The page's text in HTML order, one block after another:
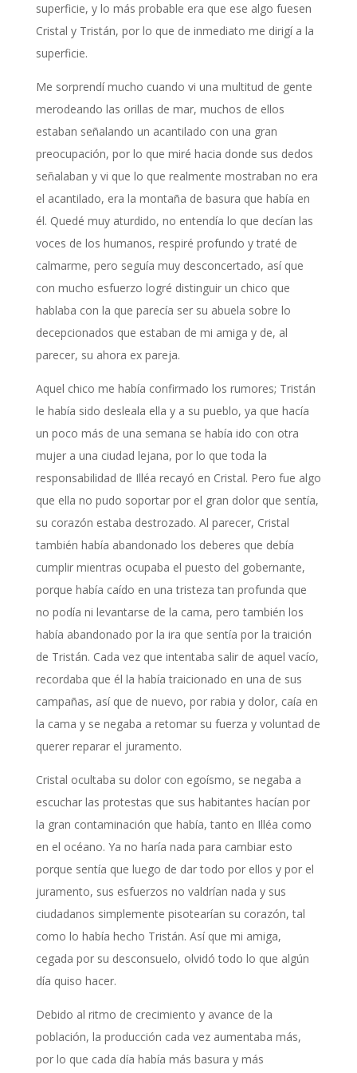
superficie, y lo más probable era que ese algo fuesen
Cristal y Tristán, por lo que de inmediato me dirigí a la
superficie.
Me sorprendí mucho cuando vi una multitud de gente
merodeando las orillas de mar, muchos de ellos
estaban señalando un acantilado con una gran
preocupación, por lo que miré hacia donde sus dedos
señalaban y vi que lo que realmente mostraban no era
el acantilado, era la montaña de basura que había en
él. Quedé muy aturdido, no entendía lo que decían las
voces de los humanos, respiré profundo y traté de
calmarme, pero seguía muy desconcertado, así que
con mucho esfuerzo logré distinguir un chico que
hablaba con la que parecía ser su abuela sobre lo
decepcionados que estaban de mi amiga y de, al
parecer, su ahora ex pareja.
Aquel chico me había confirmado los rumores; Tristán
le había sido desleala ella y a su pueblo, ya que hacía
un poco más de una semana se había ido con otra
mujer a una ciudad lejana, por lo que toda la
responsabilidad de Illéa recayó en Cristal. Pero fue algo
que ella no pudo soportar por el gran dolor que sentía,
su corazón estaba destrozado. Al parecer, Cristal
también había abandonado los deberes que debía
cumplir mientras ocupaba el puesto del gobernante,
porque había caído en una tristeza tan profunda que
no podía ni levantarse de la cama, pero también los
había abandonado por la ira que sentía por la traición
de Tristán. Cada vez que intentaba salir de aquel vacío,
recordaba que él la había traicionado en una de sus
campañas, así que de nuevo, por rabia y dolor, caía en
la cama y se negaba a retomar su fuerza y voluntad de
querer reparar el juramento.
Cristal ocultaba su dolor con egoísmo, se negaba a
escuchar las protestas que sus habitantes hacían por
la gran contaminación que había, tanto en Illéa como
en el océano. Ya no haría nada para cambiar esto
porque sentía que luego de dar todo por ellos y por el
juramento, sus esfuerzos no valdrían nada y sus
ciudadanos simplemente pisotearían su corazón, tal
como lo había hecho Tristán. Así que mi amiga,
cegada por su desconsuelo, olvidó todo lo que algún
día quiso hacer.
Debido al ritmo de crecimiento y avance de la
población, la producción cada vez aumentaba más,
por lo que cada día había más basura y más